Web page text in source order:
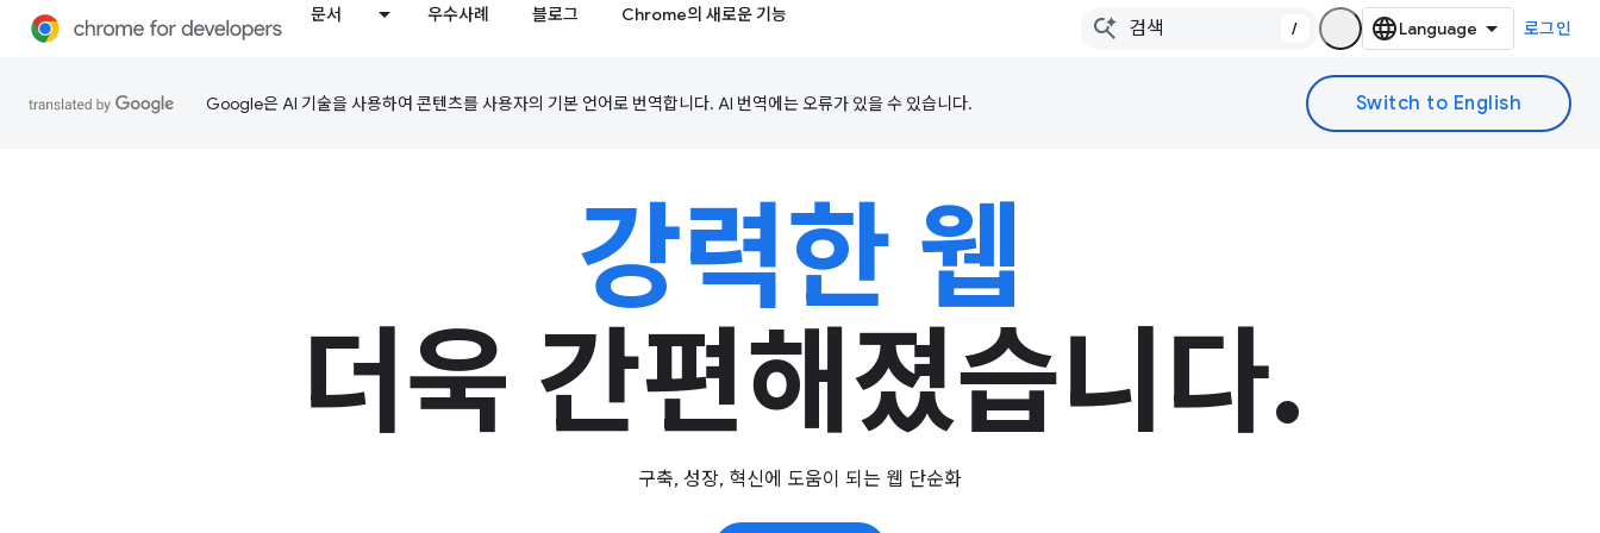
문서 우수사례 블로그 Chrome의 새로운 기능
/ 로그인
Google은 AI 기술을 사용하여 콘텐츠를 사용자의 기본 언어로 번역합니다. AI 번역에는 오류가 있을 수 있습니다.
강력한 웹
더욱 간편해졌습니다.
구축, 성장, 혁신에 도움이 되는 웹 단순화